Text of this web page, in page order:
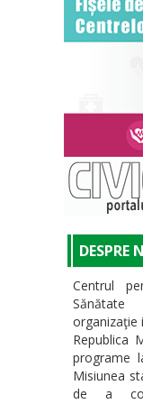
DESPRE
Centrul
organizaţie
Republica
programe
Misiunea
de a